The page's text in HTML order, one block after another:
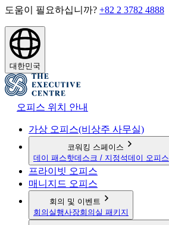
도움이 필요하십니까? +82 2 3782 4888
대한민국
오피스 위치 안내
가상 오피스(비상주 사무실)
코워킹 스페이스
데이 패스핫데스크 / 지정석데이 오피스
프라이빗 오피스
매니지드 오피스
회의 및 이벤트
회의실행사장회의실 패키지